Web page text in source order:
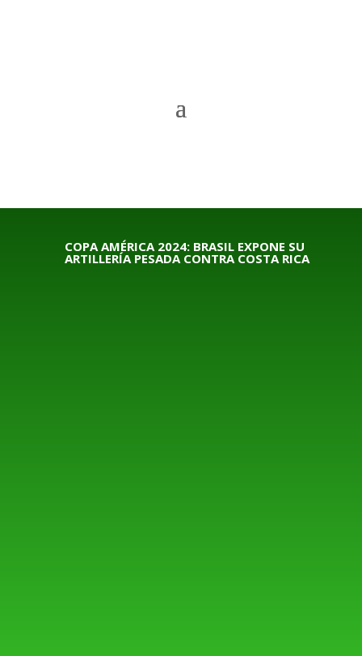
COPA AMÉRICA 2024: BRASIL EXPONE SU
ARTILLERÍA PESADA CONTRA COSTA RICA